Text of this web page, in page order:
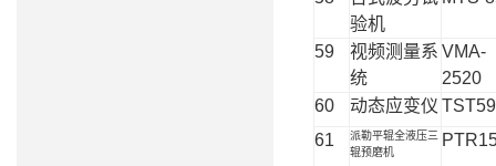
验机
59
视频测量系
统
VMA-
2520
60
动态应变仪
61
派勒平辊全液压三
辊预磨机